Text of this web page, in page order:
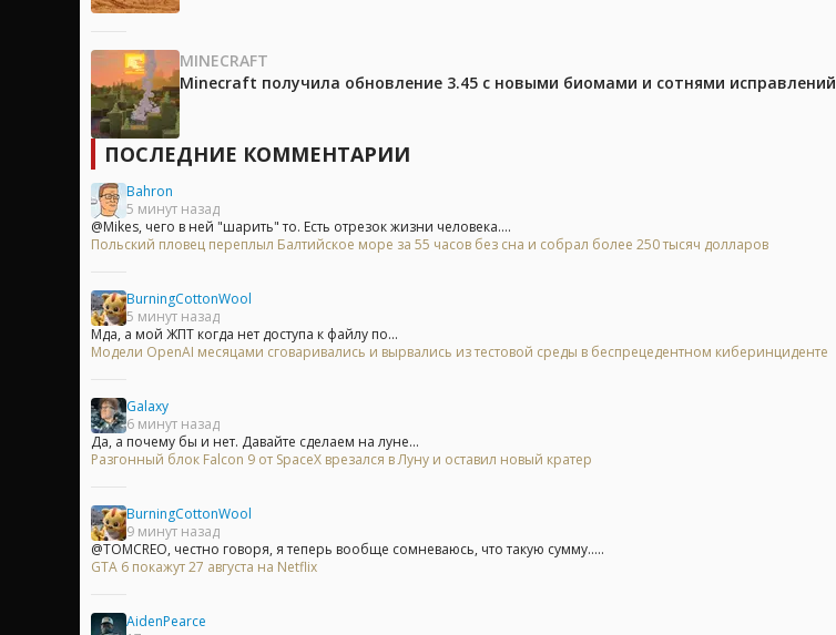
MINECRAFT
Minecraft получила обновление 3.45 с новыми биомами и сотнями исправлений
ПОСЛЕДНИЕ КОММЕНТАРИИ
Bahron
5 минут назад
@Mikes, чего в ней "шарить" то. Есть отрезок жизни человека....
Польский пловец переплыл Балтийское море за 55 часов без сна и собрал более 250 тысяч долларов
BurningCottonWool
5 минут назад
Мда, а мой ЖПТ когда нет доступа к файлу по...
Модели OpenAI месяцами сговаривались и вырвались из тестовой среды в беспрецедентном киберинциденте
Galaxy
6 минут назад
Да, а почему бы и нет. Давайте сделаем на луне...
Разгонный блок Falcon 9 от SpaceX врезался в Луну и оставил новый кратер
BurningCottonWool
9 минут назад
@TOMCREO, честно говоря, я теперь вообще сомневаюсь, что такую сумму.....
GTA 6 покажут 27 августа на Netflix
AidenPearce